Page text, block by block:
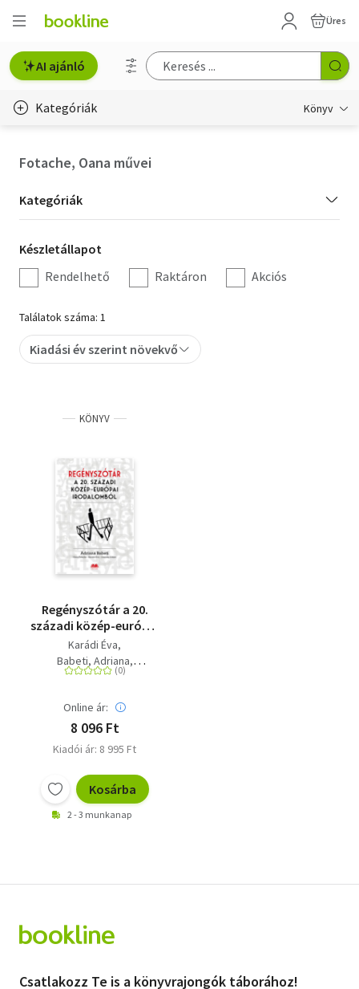
Üres
AI ajánló
Kategóriák Könyv
Hobbi, szabadidő
Irodalom
Művészet
Szakkönyv
Tankönyv, segédkönyv
Társadalomtudomány
Természettudomány
Történelem
Fotache, Oana művei
Kategória
szűrés
Kategóriák
Készletállapot
szűrés
Készletállapot
Rendelhető
Raktáron Akciós
Találatok száma: 1
Kiadási év szerint növekvő
KÖNYV
Regényszótár a 20.
századi közép-európai
irodalomból
Karádi Éva
Babeti, Adriana
Fotache, Oana
Online ár:
8 096 Ft
Kiadói ár: 8 995 Ft
Kosárba
2 - 3 munkanap
Csatlakozz Te is a könyvrajongók táborához!